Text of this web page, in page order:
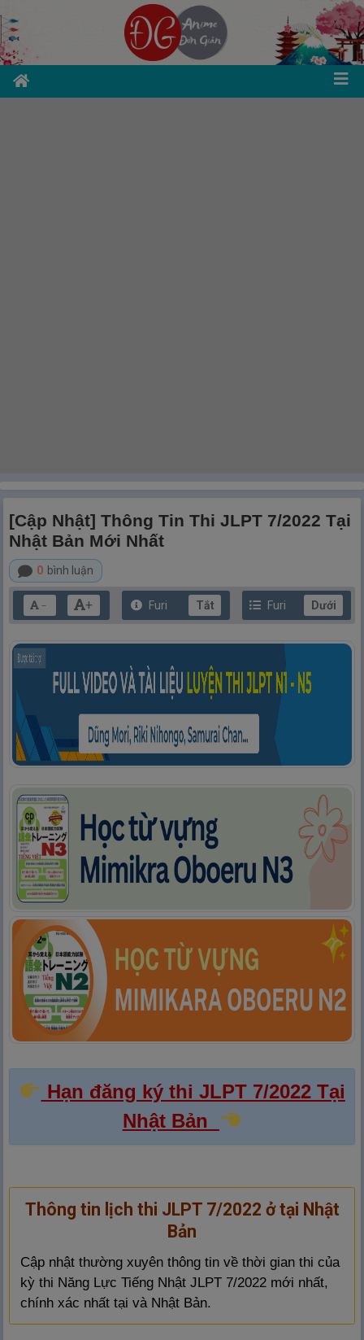
[Cập Nhật] Thông Tin Thi JLPT 7/2022 Tại
Nhật Bản Mới Nhất
0 bình luận
－ + Furi Tắt Furi Dưới
Hạn đăng ký thi JLPT 7/2022 Tại
Nhật Bản
Thông tin lịch thi JLPT 7/2022 ở tại Nhật
Bản
Cập nhật thường xuyên thông tin về thời gian thi của
kỳ thi Năng Lực Tiếng Nhật JLPT 7/2022 mới nhất,
chính xác nhất tại và Nhật Bản.